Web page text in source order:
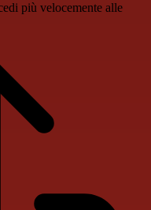
più velocemente alle